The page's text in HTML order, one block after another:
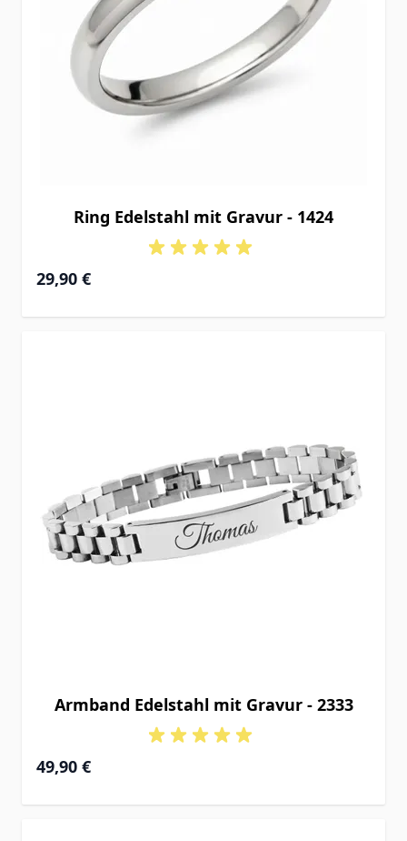
Ring Edelstahl mit Gravur - 1424
29,90 €
Armband Edelstahl mit Gravur - 2333
49,90 €